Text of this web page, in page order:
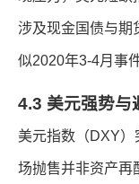
涉及现金国债与期
似2020年3-4月事件
4.3 美元强势与
美元指数（DXY
场抛售并非资产再